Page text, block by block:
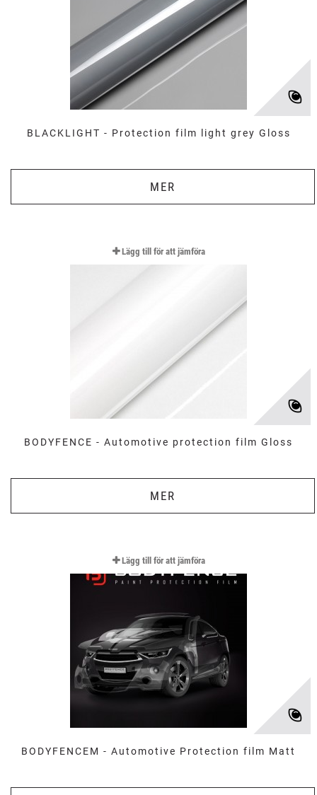
BLACKLIGHT - Protection film light grey Gloss
MER
BODYFENCE - Automotive protection film Gloss
MER
Lägg till för att jämföra
BODYFENCEM - Automotive Protection film Matt
Lägg till för att jämföra